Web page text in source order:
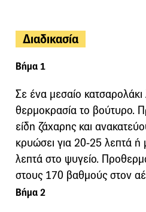
Διαδικασία
Βήμα 1
Σε ένα μεσαίο
θερμοκρασία το βούτυρο.
είδη ζάχαρης και
κρυώσει για 20-25 λεπτά ή
λεπτά στο ψυγείο.
στους 170 βαθμούς στον
Βήμα 2